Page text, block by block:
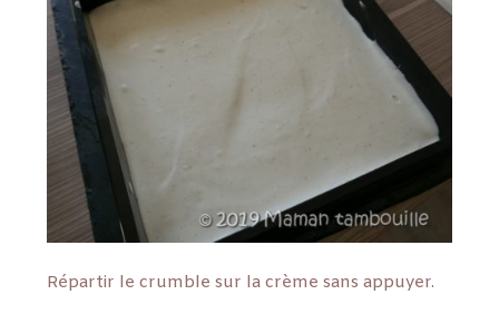
Répartir le crumble sur la crème sans appuyer.